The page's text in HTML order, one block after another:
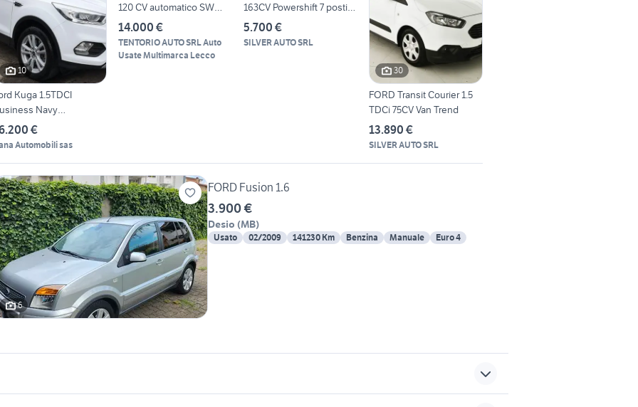
10
Kuga 1.5TDCI
Navy
€
Automobili sas
120 CV automatico SW
Busi
14.000 €
TENTORIO AUTO SRL Auto
Usate Multimarca Lecco
163CV Powershift 7 posti
Tit
5.700 €
SILVER AUTO SRL
30
FORD Transit Courier 1.5
TDCi 75CV Van Trend
13.890 €
SILVER AUTO SRL
6
FORD Fusion 1.6
3.900 €
Desio (MB)
Usato 02/2009 141230 Km Benzina Manuale Euro 4